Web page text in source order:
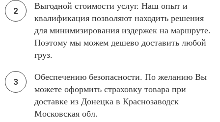
Выгодной стоимости услуг. Наш опыт и
квалификация позволяют находить решения
для минимизирования издержек на маршруте.
Поэтому мы можем дешево доставить любой
груз.
Обеспечению безопасности. По желанию Вы
можете оформить страховку товара при
доставке из Донецка в Краснозаводск
Московская обл.